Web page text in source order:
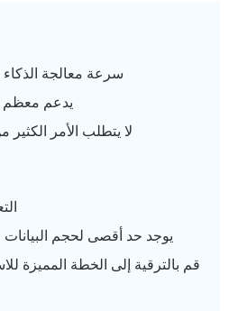
سرعة معالجة الذكاء
يدعم معظم
لا يتطلب الأمر الكثير
يوجد حد أقصى لحجم البيانات
قم بالترقية إلى الخطة المميزة